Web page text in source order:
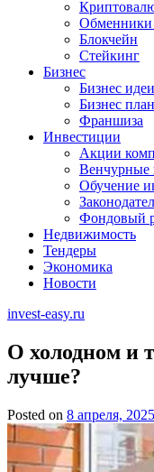
Обменники
Блокчейн
Стейкинг
Бизнес
Бизнес идеи
Бизнес
Франшиза
Инвестиции
Акции
Венчурные
Обучение
Фондовый
Недвижимость
Тендеры
Экономика
Новости
invest-easy.ru
О холодном и
лучше?
Posted on 8 апреля, 2025